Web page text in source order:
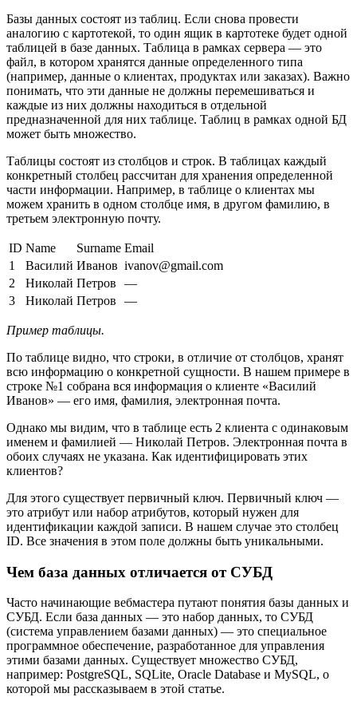
Базы данных состоят из таблиц. Если снова провести
аналогию с картотекой, то один ящик в картотеке будет одной
таблицей в базе данных. Таблица в рамках сервера — это
файл, в котором хранятся данные определенного типа
(например, данные о клиентах, продуктах или заказах). Важно
понимать, что эти данные не должны перемешиваться и
каждые из них должны находиться в отдельной
предназначенной для них таблице. Таблиц в рамках одной БД
может быть множество.
Таблицы состоят из столбцов и строк. В таблицах каждый
конкретный столбец рассчитан для хранения определенной
части информации. Например, в таблице о клиентах мы
можем хранить в одном столбце имя, в другом фамилию, в
третьем электронную почту.
ID Name Surname Email
1
Василий Иванов ivanov@gmail.com
2
Николай Петров
—
3
Николай Петров —
Пример таблицы.
По таблице видно, что строки, в отличие от столбцов, хранят
всю информацию о конкретной сущности. В нашем примере в
строке №1 собрана вся информация о клиенте «Василий
Иванов» — его имя, фамилия, электронная почта.
Однако мы видим, что в таблице есть 2 клиента с одинаковым
именем и фамилией — Николай Петров. Электронная почта в
обоих случаях не указана. Как идентифицировать этих
клиентов?
Для этого существует первичный ключ. Первичный ключ —
это атрибут или набор атрибутов, который нужен для
идентификации каждой записи. В нашем случае это столбец
ID. Все значения в этом поле должны быть уникальными.
Чем база данных отличается от СУБД
Часто начинающие вебмастера путают понятия базы данных и
СУБД. Если база данных — это набор данных, то СУБД
(система управлением базами данных) — это специальное
программное обеспечение, разработанное для управления
этими базами данных. Существует множество СУБД,
например: PostgreSQL, SQLite, Oracle Database и MySQL, о
которой мы рассказываем в этой статье.